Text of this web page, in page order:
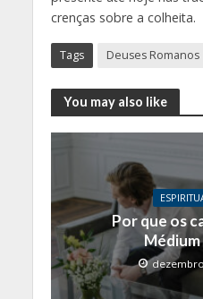
crenças sobre a colheita.
Tags Deuses Romanos
You may also like
Por que os